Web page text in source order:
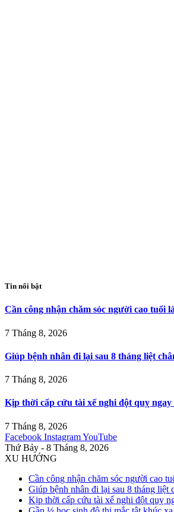
Tin nổi bật
Cần công nhận chăm sóc người cao tuổi
7 Tháng 8, 2026
Giúp bệnh nhân đi lại sau 8 tháng liệt
7 Tháng 8, 2026
Kịp thời cấp cứu tài xế nghi đột quỵ ngay
7 Tháng 8, 2026
Facebook InstagramYouTube
Thứ Bảy - 8 Tháng 8, 2026
XU HƯỚNG
Cần công nhận chăm sóc người cao
Giúp bệnh nhân đi lại sau 8 tháng liệt
Kịp thời cấp cứu tài xế nghi đột quỵ